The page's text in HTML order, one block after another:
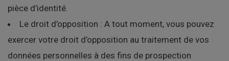
pièce d’identité.
Le droit d’opposition : A tout moment, vous pouvez
exercer votre droit d’opposition au traitement de vos
données personnelles à des fins de prospection